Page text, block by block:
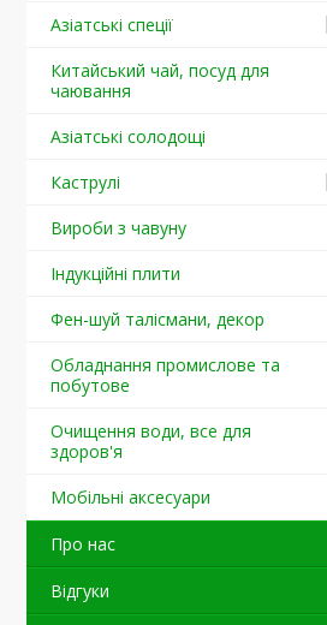
Азіатські спеції
Китайський чай, посуд для
чаювання
Азіатські солодощі
Каструлі
Вироби з чавуну
Індукційні плити
Фен-шуй талісмани, декор
Обладнання промислове та
побутове
Очищення води, все для
здоров'я
Мобільні аксесуари
Про нас
Відгуки